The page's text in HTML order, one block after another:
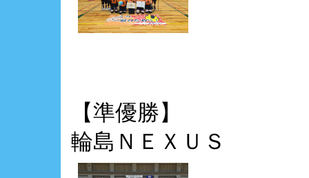
【準優勝】
輪島ＮＥＸＵＳ